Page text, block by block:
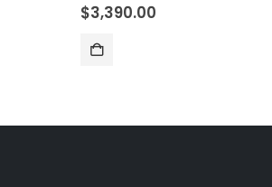
0 out of 5
$3,390.00